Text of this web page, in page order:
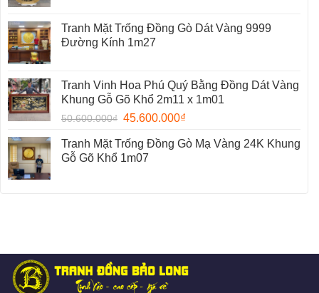
Tranh Mặt Trống Đồng Gò Dát Vàng 9999
Đường Kính 1m27
Tranh Vinh Hoa Phú Quý Bằng Đồng Dát Vàng
Khung Gỗ Gõ Khổ 2m11 x 1m01
50.600.000₫ 45.600.000₫
Tranh Mặt Trống Đồng Gò Mạ Vàng 24K Khung
Gỗ Gõ Khổ 1m07